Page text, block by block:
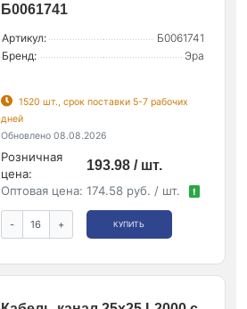
Б0061741
Артикул:
Б0061741
Бренд:
Эра
1520 шт., срок поставки 5-7 рабочих
дней
Обновлено 08.08.2026
Розничная
цена:
193.98 / шт.
Оптовая цена: 174.58 руб. / шт. !
- + КУПИТЬ